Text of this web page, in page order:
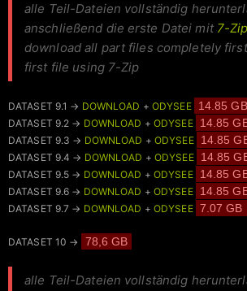
alle Teil-Dateien vollständig
anschließend die erste Datei mit 7-Zip
download all part files completely
first file using 7-Zip
DATASET 9.1 → DOWNLOAD + ODYSEE 14.85 GB
DATASET 9.2 → DOWNLOAD + ODYSEE 14.85
DATASET 9.3 → DOWNLOAD + ODYSEE 14.85
DATASET 9.4 → DOWNLOAD + ODYSEE 14.85
DATASET 9.5 → DOWNLOAD + ODYSEE 14.85
DATASET 9.6 → DOWNLOAD + ODYSEE 14.85
DATASET 9.7 → DOWNLOAD + ODYSEE 7.07 GB
DATASET 10 → 78,6 GB
alle Teil-Dateien vollständig